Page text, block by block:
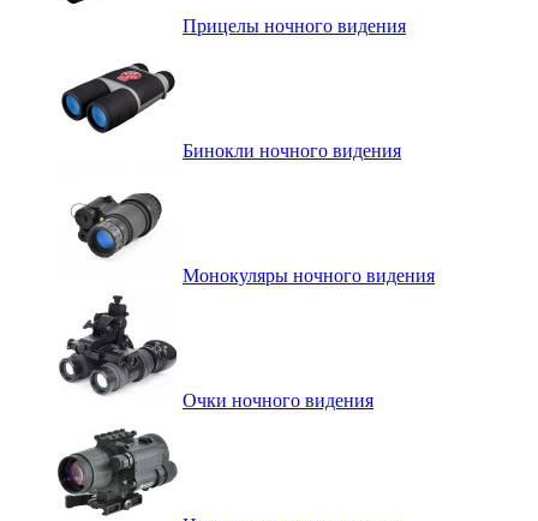
Прицелы ночного видения
Бинокли ночного видения
Монокуляры ночного видения
Очки ночного видения